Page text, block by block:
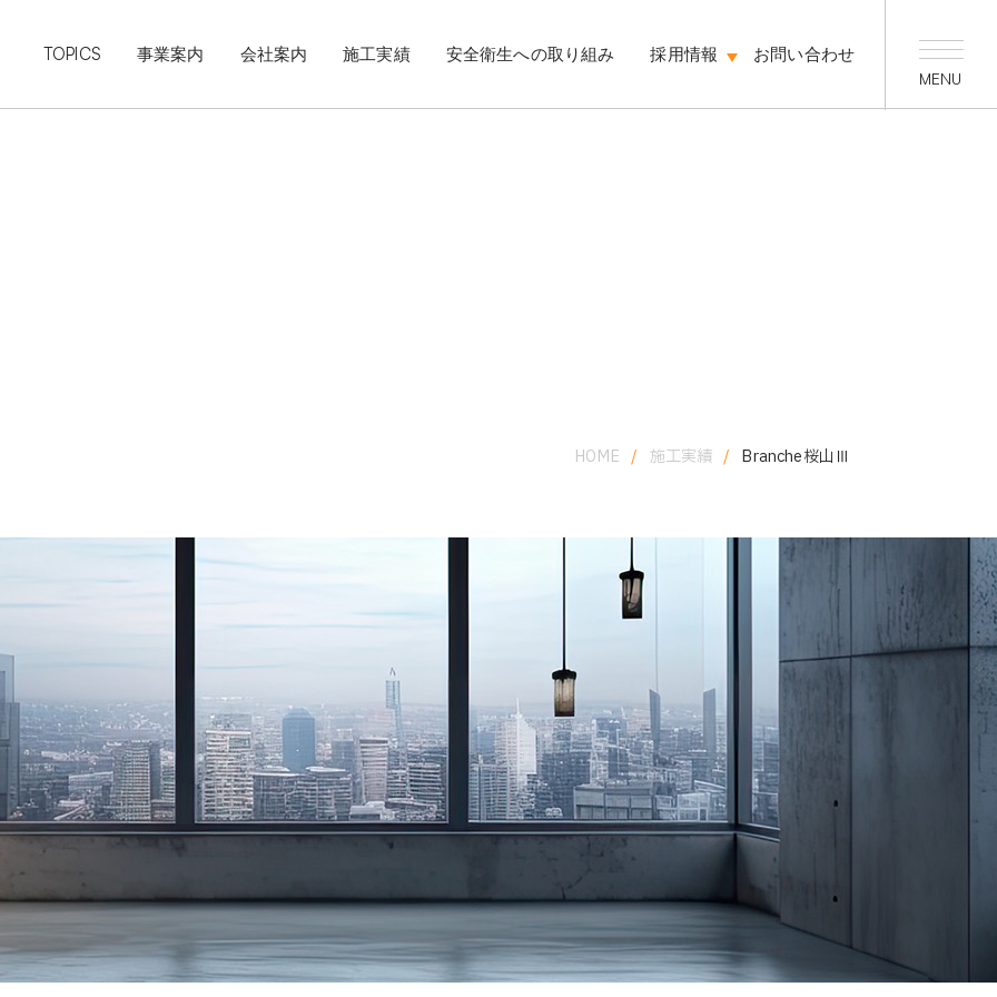
TOPICS 事業案内 会社案内 施工実績 安全衛生への取り組み 採用情報 お問い合わせ
HOME / 施工実績 / Branche桜山Ⅲ